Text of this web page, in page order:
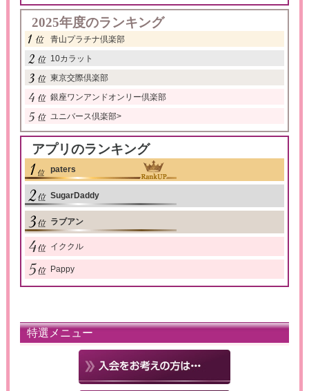
2025年度のランキング
青山プラチナ倶楽部
10カラット
東京交際倶楽部
銀座ワンアンドオンリー倶楽部
ユニバース倶楽部>
アプリのランキング
paters
SugarDaddy
ラブアン
イククル
Pappy
特選メニュー